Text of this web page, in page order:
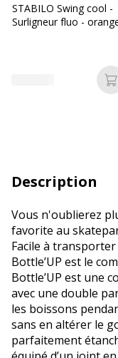
STABILO Swing cool -
Surligneur fluo -
Description
Vous n'oublierez
favorite au
Facile à
Bottle’UP est le
Bottle’UP est une
avec une double
les boissons
sans en altérer le
parfaitement